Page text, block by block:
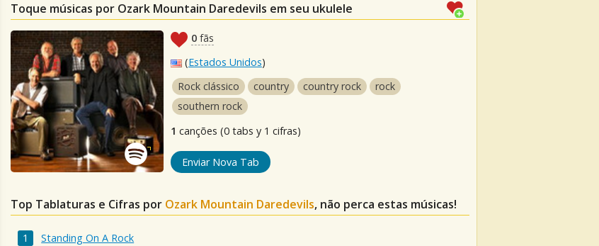
Toque músicas por Ozark Mountain Daredevils em seu ukulele
0 fãs
(Estados Unidos)
Rock clássico
country country rock
rock
southern rock
1 canções (0 tabs y 1 cifras)
Enviar Nova Tab
Top Tablaturas e Cifras por Ozark Mountain Daredevils, não perca estas músicas!
Standing On A Rock